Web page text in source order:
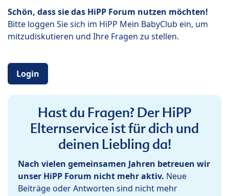
Schön, dass sie das HiPP Forum nutzen möchten!
Bitte loggen Sie sich im HiPP Mein BabyClub ein, um
mitzudiskutieren und Ihre Fragen zu stellen.
Login
Hast du Fragen? Der HiPP
Elternservice ist für dich und
deinen Liebling da!
Nach vielen gemeinsamen Jahren betreuen wir
unser HiPP Forum nicht mehr aktiv. Neue
Beiträge oder Antworten sind nicht mehr